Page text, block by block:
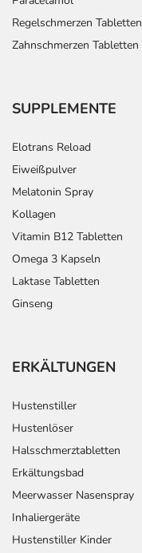
Regelschmerzen Tabletten
Zahnschmerzen Tabletten
SUPPLEMENTE
Elotrans Reload
Eiweißpulver
Melatonin Spray
Kollagen
Vitamin B12 Tabletten
Omega 3 Kapseln
Laktase Tabletten
Ginseng
ERKÄLTUNGEN
Hustenstiller
Hustenlöser
Halsschmerztabletten
Erkältungsbad
Meerwasser Nasenspray
Inhaliergeräte
Hustenstiller Kinder